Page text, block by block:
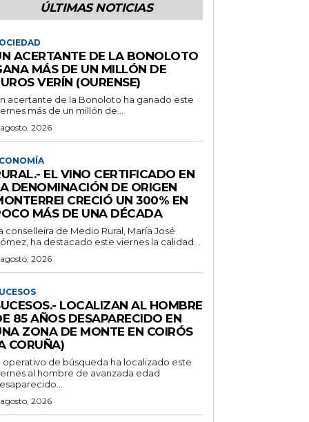
ÚLTIMAS NOTICIAS
ACERTANTE DE LA BONOLOTO
MÁS DE UN MILLÓN DE
VERÍN (OURENSE)
acertante de la Bonoloto ha ganado este
más de un millón de...
2026
EL VINO CERTIFICADO EN
DENOMINACIÓN DE ORIGEN
CRECIÓ UN 300% EN
MÁS DE UNA DÉCADA
conselleira de Medio Rural, María José
ha destacado este viernes la calidad...
2026
LOCALIZAN AL HOMBRE
85 AÑOS DESAPARECIDO EN
ZONA DE MONTE EN COIRÓS
CORUÑA)
operativo de búsqueda ha localizado este
al hombre de avanzada edad
2026